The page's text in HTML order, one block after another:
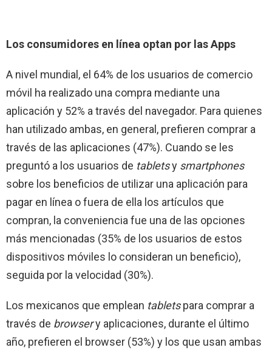
Los consumidores en línea optan por las Apps
A nivel mundial, el 64% de los usuarios de comercio
móvil ha realizado una compra mediante una
aplicación y 52% a través del navegador. Para quienes
han utilizado ambas, en general, prefieren comprar a
través de las aplicaciones (47%). Cuando se les
preguntó a los usuarios de tabletsy smartphones
sobre los beneficios de utilizar una aplicación para
pagar en línea o fuera de ella los artículos que
compran, la conveniencia fue una de las opciones
más mencionadas (35% de los usuarios de estos
dispositivos móviles lo consideran un beneficio),
seguida por la velocidad (30%).
Los mexicanos que emplean tabletspara comprar a
través de browsery aplicaciones, durante el último
año, prefieren el browser (53%) y los que usan ambas